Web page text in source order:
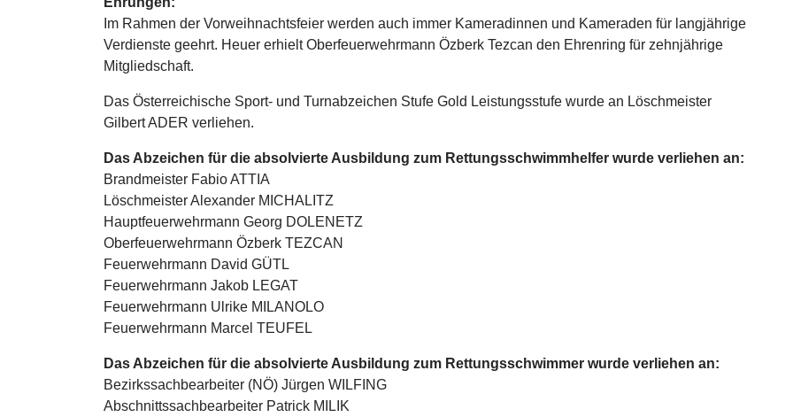
Im Rahmen der Vorweihnachtsfeier werden auch immer Kameradinnen und Kameraden für langjährige
Verdienste geehrt. Heuer erhielt Oberfeuerwehrmann Özberk Tezcan den Ehrenring für zehnjährige
Mitgliedschaft.
Das Österreichische Sport- und Turnabzeichen Stufe Gold Leistungsstufe wurde an Löschmeister
Gilbert ADER verliehen.
Das Abzeichen für die absolvierte Ausbildung zum Rettungsschwimmhelfer wurde verliehen an:
Brandmeister Fabio ATTIA
Löschmeister Alexander MICHALITZ
Hauptfeuerwehrmann Georg DOLENETZ
Oberfeuerwehrmann Özberk TEZCAN
Feuerwehrmann David GÜTL
Feuerwehrmann Jakob LEGAT
Feuerwehrmann Ulrike MILANOLO
Feuerwehrmann Marcel TEUFEL
Das Abzeichen für die absolvierte Ausbildung zum Rettungsschwimmer wurde verliehen an:
Bezirkssachbearbeiter (NÖ) Jürgen WILFING
Abschnittssachbearbeiter Patrick MILIK